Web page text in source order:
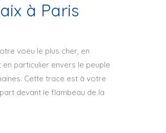
à Paris
voeu le plus cher, en
particulier envers le peuple
Cette trace est à votre
devant le flambeau de la